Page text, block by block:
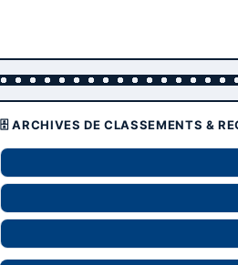
🗄️ ARCHIVES DE CLASSEMENTS &